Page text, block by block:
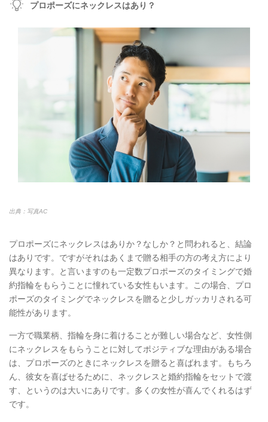
プロポーズにネックレスはあり？
出典：写真AC
プロポーズにネックレスはありか？なしか？と問われると、結論
はありです。ですがそれはあくまで贈る相手の方の考え方により
異なります。と言いますのも一定数プロポーズのタイミングで婚
約指輪をもらうことに憧れている女性もいます。この場合、プロ
ポーズのタイミングでネックレスを贈ると少しガッカリされる可
能性があります。
一方で職業柄、指輪を身に着けることが難しい場合など、女性側
にネックレスをもらうことに対してポジティブな理由がある場合
は、プロポーズのときにネックレスを贈ると喜ばれます。もちろ
ん、彼女を喜ばせるために、ネックレスと婚約指輪をセットで渡
す、というのは大いにありです。多くの女性が喜んでくれるはず
です。